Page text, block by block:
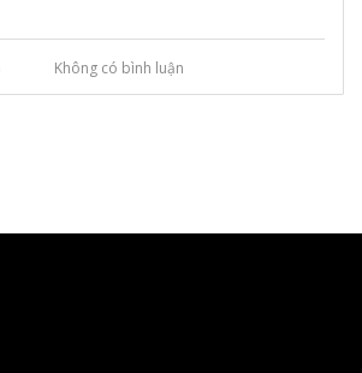
Không có bình luận